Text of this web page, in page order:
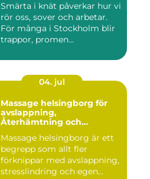
Smärta i knät påverkar hur vi
rör oss, sover och arbetar.
För många i Stockholm blir
trappor, promen...
04. jul
Massage helsingborg för
avslappning,
Återhämtning och
Massage helsingborg är ett
begrepp som allt fler
förknippar med avslappning,
stresslindring och egen...